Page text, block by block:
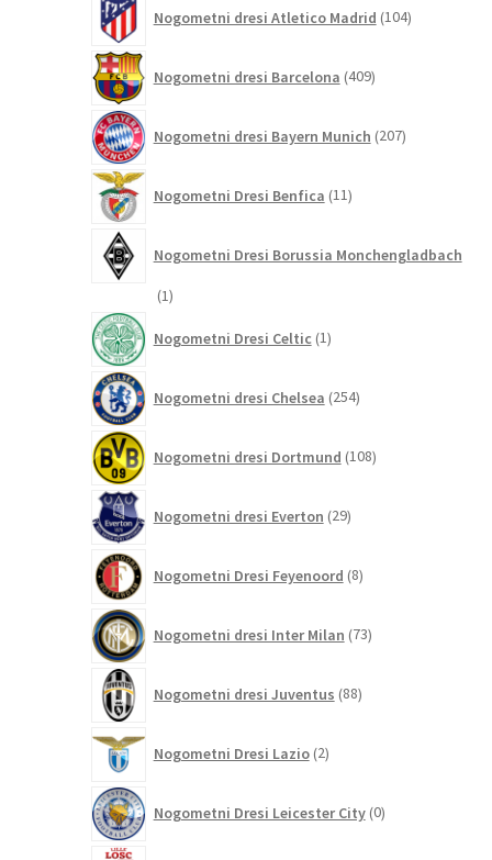
Nogometni dresi Atletico Madrid 104izdelki
Nogometni dresi Barcelona 409izdelkov
Nogometni dresi Bayern Munich 207izdelkov
Nogometni Dresi Benfica 11izdelkov
Nogometni Dresi Borussia Monchengladbach
11
Nogometni Dresi Celtic 1izdelek
Nogometni dresi Chelsea 254izdelkov
Nogometni dresi Dortmund 108izdelkov
Nogometni dresi Everton 29izdelkov
Nogometni Dresi Feyenoord 8izdelkov
Nogometni dresi Inter Milan 73izdelkov
Nogometni dresi Juventus 88izdelkov
Nogometni Dresi Lazio 2izdelka
Nogometni Dresi Leicester City 0izdelkov